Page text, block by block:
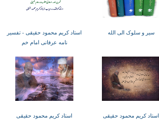
سیر و سلوک الی الله
استاد کریم محمود حقیقی - تفسیر
نامه عرفانی امام خم
استاد کریم محمود حقیقی استاد کریم محمود حقیقی